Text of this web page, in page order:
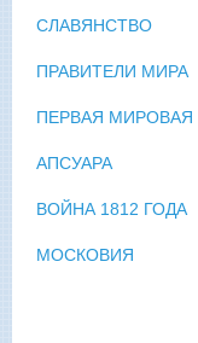
СЛАВЯНСТВО
ПРАВИТЕЛИ МИРА
ПЕРВАЯ МИРОВАЯ
АПСУАРА
ВОЙНА 1812 ГОДА
МОСКОВИЯ